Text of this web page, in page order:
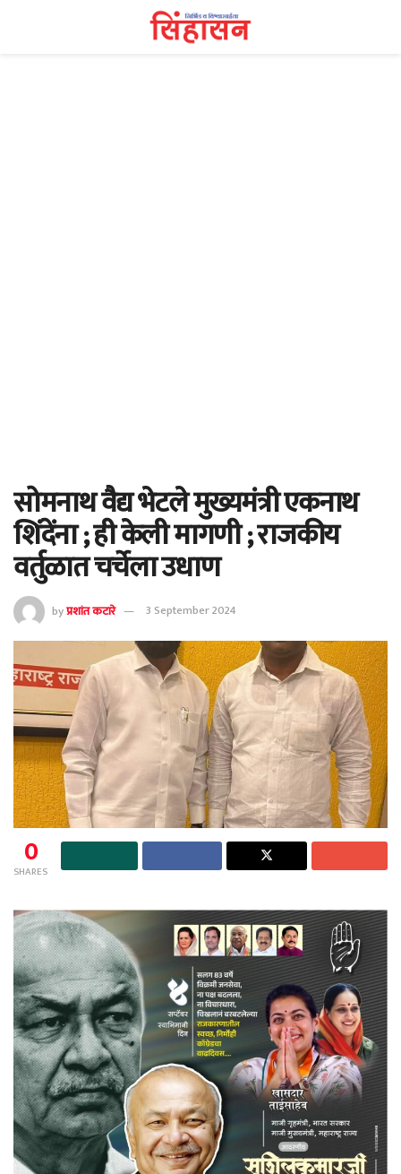
सोमनाथ वैद्य भेटले मुख्यमंत्री एकनाथ
शिंदेंना ; ही केली मागणी ; राजकीय
वर्तुळात चर्चेला उधाण
byप्रशांत कटारे 3 September 2024
0
SHARES